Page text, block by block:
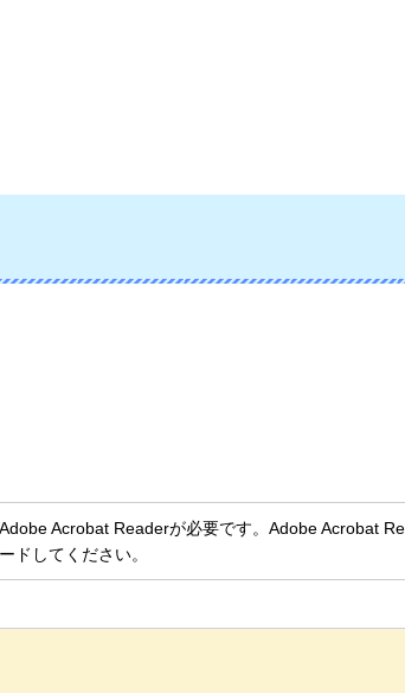
Acrobat Readerが必要です。Adobe Acrobat
ドしてください。